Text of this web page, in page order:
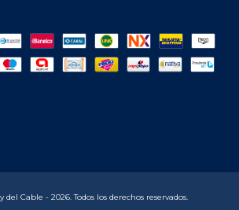
Cable - 2026. Todos los derechos reservados.